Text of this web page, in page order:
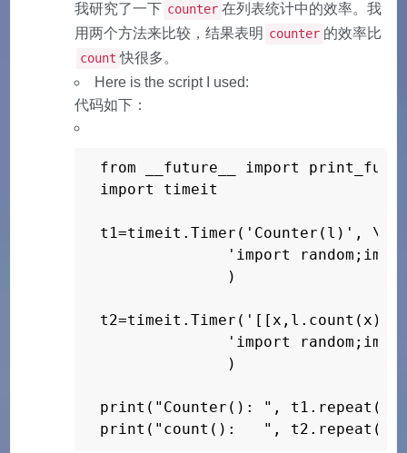
我研究了一下 counter 在列表统计中的效率。我
用两个方法来比较，结果表明 counter 的效率比
count 快很多。
Here is the script I used:
代码如下：
from __future__ import
import timeit
t1=timeit.Timer('Counter(l)', \
'import
              )
'import
              )
print("Counter(): ",
print("count():   ",